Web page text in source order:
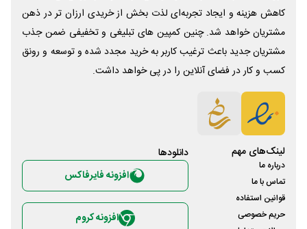
کاهش هزینه و ایجاد تجربه‌ای لذت بخش از خریدی ارزان تر در ذهن
مشتریان خواهد شد. چنین کمپین های تبلیغی و تخفیفی ضمن جذب
مشتریان جدید باعث ترغیب کاربر به خرید مجدد شده و توسعه و رونق
کسب و کار در فضای آنلاین را در پی خواهد داشت.
لینک‌های مهم
درباره ما
تماس با ما
قوانین استفاده
حریم خصوصی
دانلود‌ها
افزونه فایرفاکس
افزونه کروم